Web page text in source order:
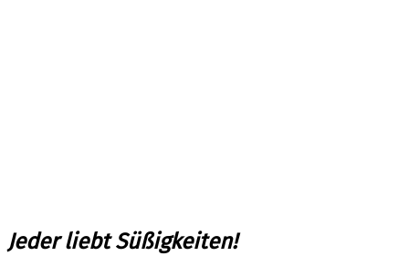
Jeder liebt Süßigkeiten!